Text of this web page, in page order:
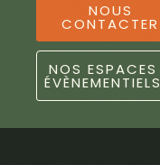
NOUS
CONTACTER
NOS ESPACES
ÉVÈNEMENTIELS